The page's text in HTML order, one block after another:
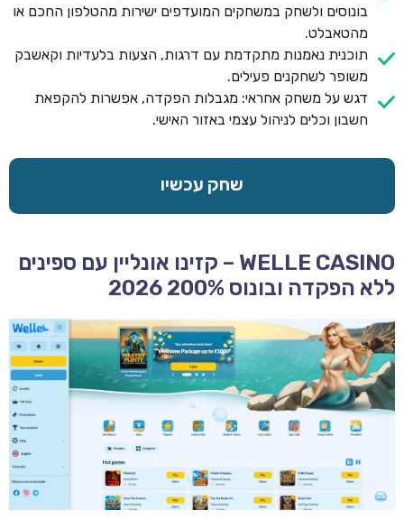
בונוסים ולשחק במשחקים המועדפים ישירות מהטלפון החכם או
מהטאבלט.
תוכנית נאמנות מתקדמת עם דרגות, הצעות בלעדיות וקאשבק
משופר לשחקנים פעילים.
דגש על משחק אחראי: מגבלות הפקדה, אפשרות להקפאת
חשבון וכלים לניהול עצמי באזור האישי.
שחק עכשיו
WELLE CASINO – קזינו אונליין עם ספינים
ללא הפקדה ובונוס 200% 2026